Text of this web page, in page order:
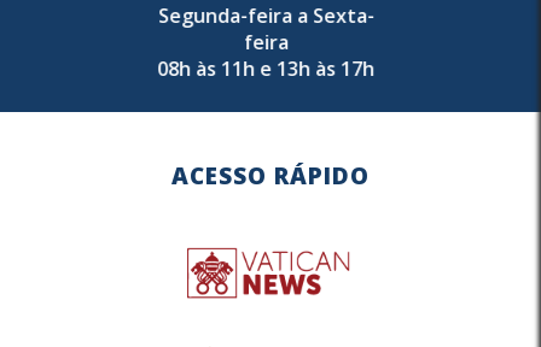
Segunda-feira a Sexta-
feira
08h às 11h e 13h às 17h
ACESSO RÁPIDO